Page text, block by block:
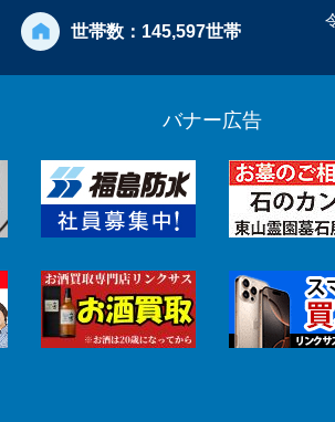
世帯数： 145,597世帯
バナー広告